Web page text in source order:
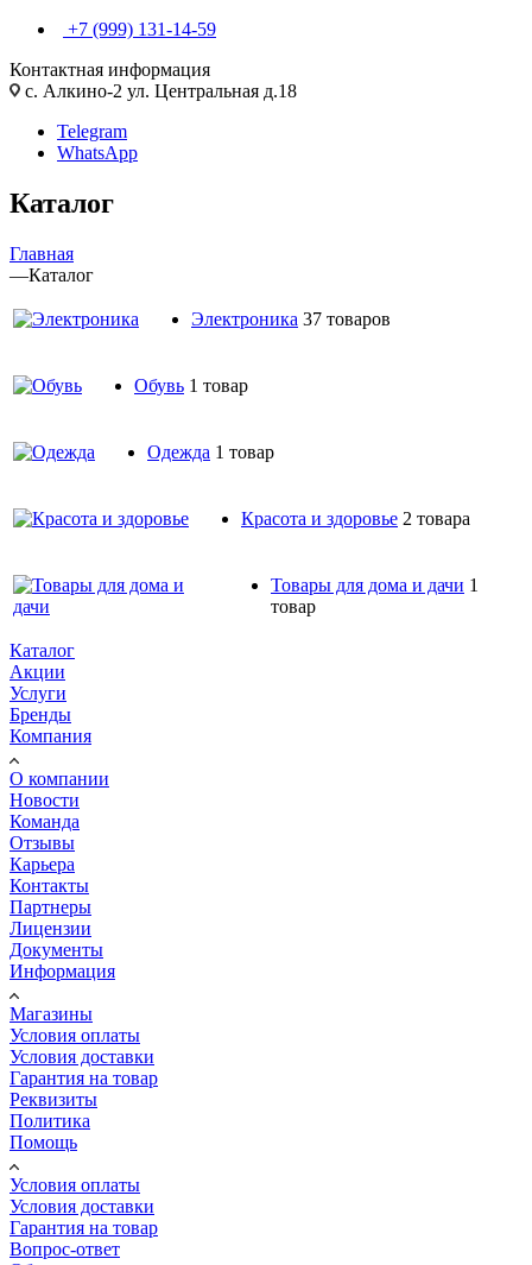
+7 (999) 131-14-59
Контактная информация
с. Алкино-2 ул. Центральная д.18
Telegram
WhatsApp
Каталог
Главная
—Каталог
Электроника 37 товаров
Обувь 1 товар
Одежда 1 товар
Красота и здоровье 2 товара
Товары для дома и дачи 1
товар
Каталог
Акции
Услуги
Бренды
Компания
О компании
Новости
Команда
Отзывы
Карьера
Контакты
Партнеры
Лицензии
Документы
Информация
Магазины
Условия оплаты
Условия доставки
Гарантия на товар
Реквизиты
Политика
Помощь
Условия оплаты
Условия доставки
Гарантия на товар
Вопрос-ответ